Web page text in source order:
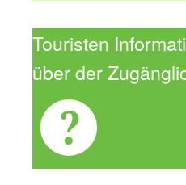
Touristen
über der